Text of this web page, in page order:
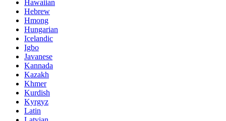
Hawaiian
Hebrew
Hmong
Hungarian
Icelandic
Igbo
Javanese
Kannada
Kazakh
Khmer
Kurdish
Kyrgyz
Latin